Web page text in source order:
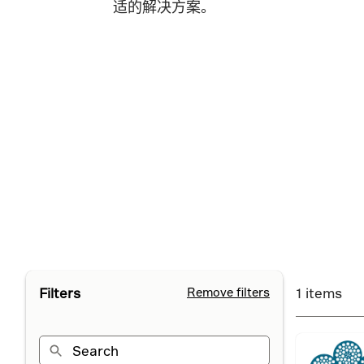
适的解决方案。
Filters Remove filters 1 items